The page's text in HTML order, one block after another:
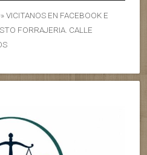
VICITANOS EN FACEBOOK E
FORRAJERIA. CALLE